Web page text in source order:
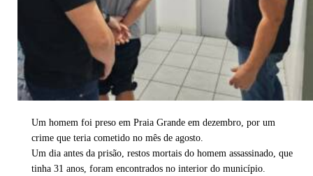
Um homem foi preso em Praia Grande em dezembro, por um
crime que teria cometido no mês de agosto.
Um dia antes da prisão, restos mortais do homem assassinado, que
tinha 31 anos, foram encontrados no interior do município.